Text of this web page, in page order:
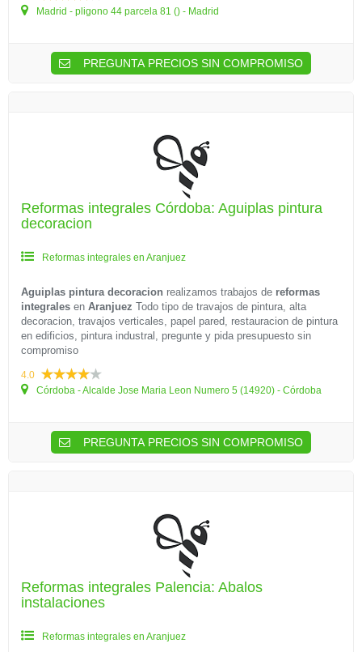
Madrid - pligono 44 parcela 81 () - Madrid
PREGUNTA PRECIOS SIN COMPROMISO
Reformas integrales Córdoba: Aguiplas pintura
decoracion
Reformas integrales en Aranjuez
Aguiplas pintura decoracion realizamos trabajos de reformas
integrales en Aranjuez Todo tipo de travajos de pintura, alta
decoracion, travajos verticales, papel pared, restauracion de pintura
en edificios, pintura industral, pregunte y pida presupuesto sin
compromiso
4.0
Córdoba - Alcalde Jose Maria Leon Numero 5 (14920) - Córdoba
PREGUNTA PRECIOS SIN COMPROMISO
Reformas integrales Palencia: Abalos
instalaciones
Reformas integrales en Aranjuez